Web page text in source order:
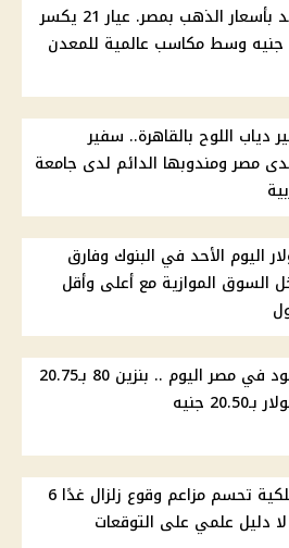
ارتفاع جديد بأسعار الذهب بمصر. عيار 21 يكسر
دياب اللوح بالقاهرة.. سفير
مصر ومندوبها الدائم لدى جامعة
اليوم الأحد في البنوك وفارق
السوق الموازية مع أعلى وأقل
أسعار الوقود في مصر اليوم .. بنزين 80 بـ20.75
جنيه
البحوث الفلكية تحسم مزاعم وقوع زلزال غدًا 6
دليل علمي على التوقعات